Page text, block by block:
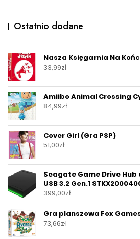
Ostatnio dodane
Nasza Księgarnia Na
33,99zł
Amiibo Animal Crossing
84,99zł
Cover Girl (Gra PSP)
51,00zł
Seagate Game Drive Hub
USB 3.2 Gen.1
399,00zł
Gra planszowa Fox
73,66zł